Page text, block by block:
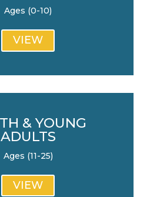
Ages (0-10)
VIEW
& YOUNG
ADULTS
Ages (11-25)
VIEW